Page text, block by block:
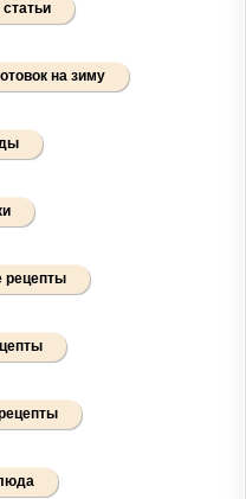
на зиму
рецепты